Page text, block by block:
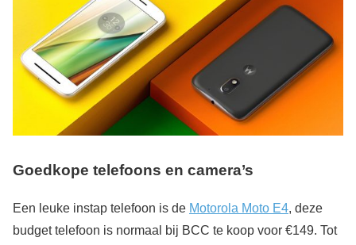
Goedkope telefoons en camera’s
Een leuke instap telefoon is de Motorola Moto E4, deze
budget telefoon is normaal bij BCC te koop voor €149. Tot